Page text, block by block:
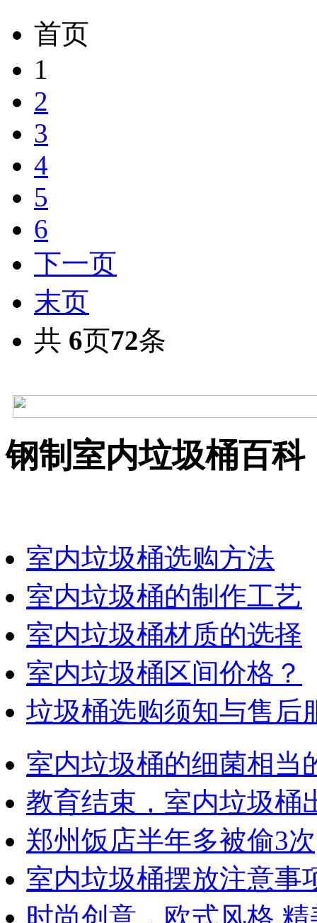
首页
1
2
3
4
5
6
下一页
末页
共 6页72条
钢制室内垃圾桶百科
室内垃圾桶选购方法
室内垃圾桶的制作工艺
室内垃圾桶材质的选择
室内垃圾桶区间价格？
垃圾桶选购须知与售后
室内垃圾桶的细菌相当
教育结束，室内垃圾桶
郑州饭店半年多被偷3
室内垃圾桶摆放注意事
时尚创意，欧式风格,